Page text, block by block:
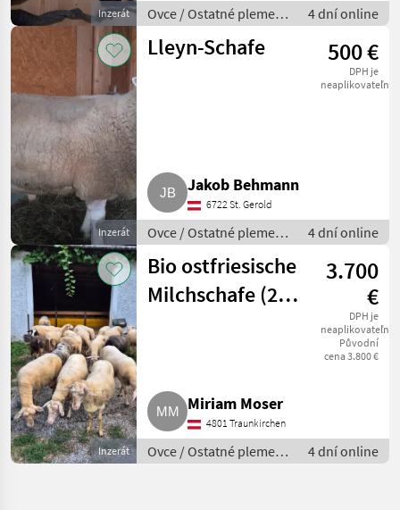
Inzerát
Ovce / Ostatné plemená
oviec
4 dní online
Inzerát
Lleyn-Schafe 500 €
DPH je
neaplikovateľné
Jakob Behmann
6722 St. Gerold
Ovce / Ostatné plemená
oviec
4 dní online
Inzerát
Bio ostfriesische
Milchschafe (22
3.700
€
DPH je
neaplikovateľné
Původní
cena 3.800 €
Miriam Moser
4801 Traunkirchen
Ovce / Ostatné plemená
oviec
4 dní online